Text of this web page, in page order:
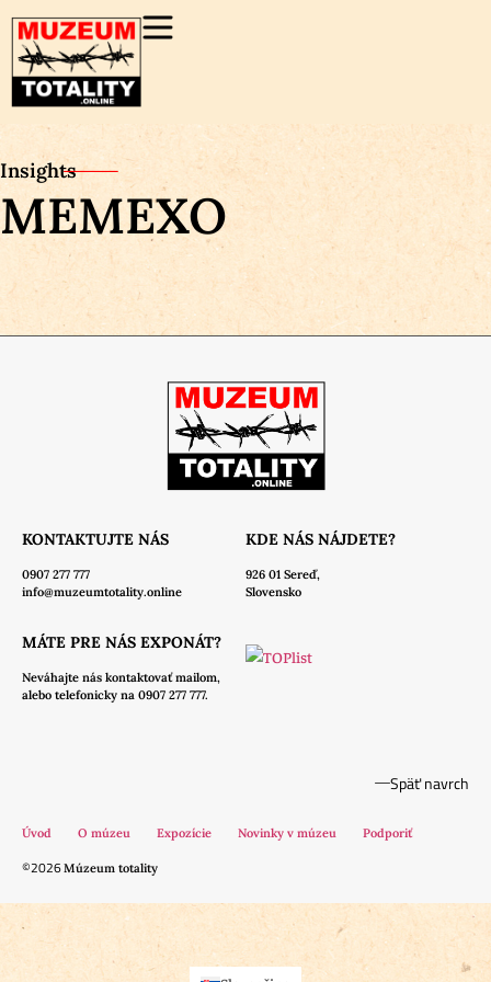
Insights
MEMEXO
KONTAKTUJTE NÁS
0907 277 777
info@muzeumtotality.online
KDE NÁS NÁJDETE?
926 01 Sereď,
Slovensko
MÁTE PRE NÁS EXPONÁT?
Neváhajte nás kontaktovať mailom,
alebo telefonicky na 0907 277 777.
Späť navrch
Úvod O múzeu Expozície Novinky v múzeu Podporiť
©2026Múzeum totality